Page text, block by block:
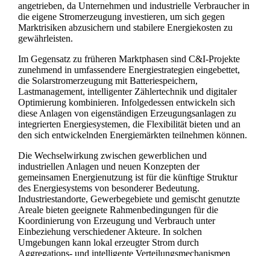
angetrieben, da Unternehmen und industrielle Verbraucher in
die eigene Stromerzeugung investieren, um sich gegen
Marktrisiken abzusichern und stabilere Energiekosten zu
gewährleisten.
Im Gegensatz zu früheren Marktphasen sind C&I-Projekte
zunehmend in umfassendere Energiestrategien eingebettet,
die Solarstromerzeugung mit Batteriespeichern,
Lastmanagement, intelligenter Zählertechnik und digitaler
Optimierung kombinieren. Infolgedessen entwickeln sich
diese Anlagen von eigenständigen Erzeugungsanlagen zu
integrierten Energiesystemen, die Flexibilität bieten und an
den sich entwickelnden Energiemärkten teilnehmen können.
Die Wechselwirkung zwischen gewerblichen und
industriellen Anlagen und neuen Konzepten der
gemeinsamen Energienutzung ist für die künftige Struktur
des Energiesystems von besonderer Bedeutung.
Industriestandorte, Gewerbegebiete und gemischt genutzte
Areale bieten geeignete Rahmenbedingungen für die
Koordinierung von Erzeugung und Verbrauch unter
Einbeziehung verschiedener Akteure. In solchen
Umgebungen kann lokal erzeugter Strom durch
Aggregations- und intelligente Verteilungsmechanismen